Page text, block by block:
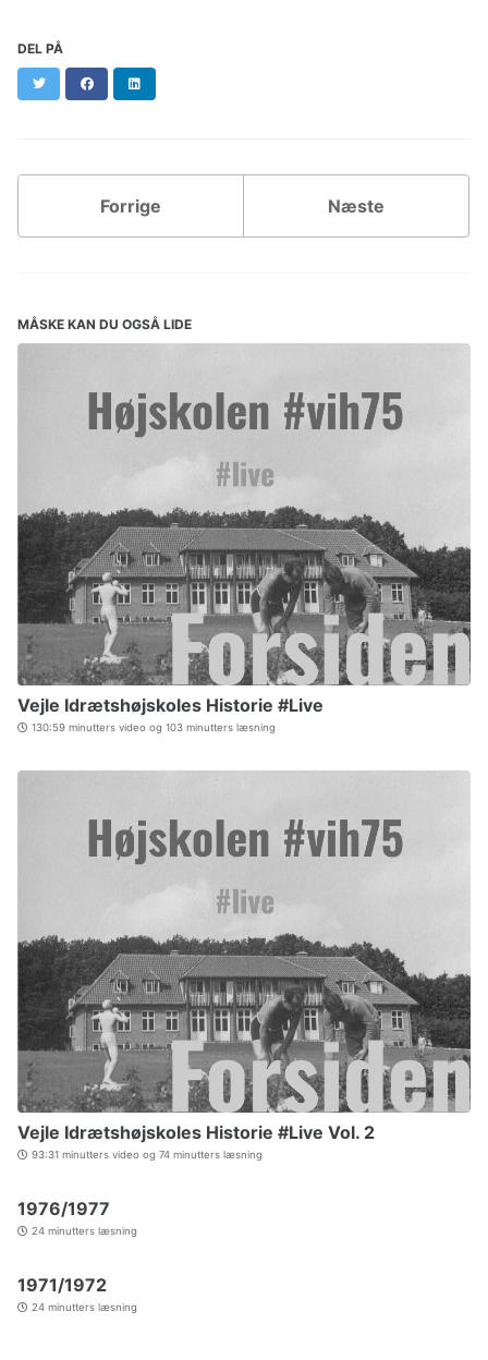
DEL PÅ
Twitter Facebook
Forrige Næste
MÅSKE KAN DU OGSÅ LIDE
Vejle Idrætshøjskoles Historie #Live
130:59 minutters video og 103 minutters læsning
Vejle Idrætshøjskoles Historie #Live Vol. 2
93:31 minutters video og 74 minutters læsning
1976/1977
24 minutters læsning
1971/1972
24 minutters læsning